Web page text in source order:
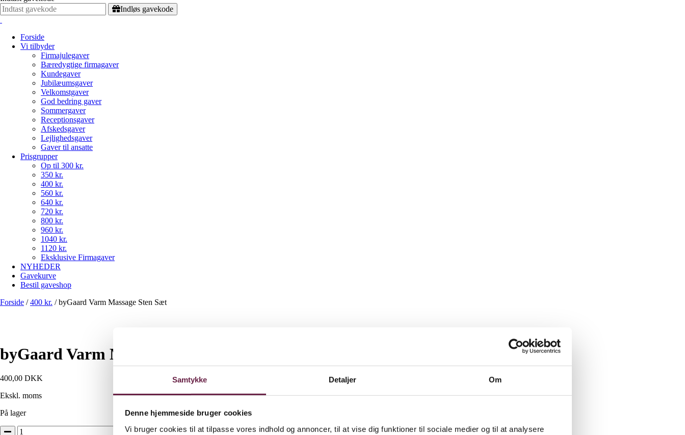
Samtykke Detaljer Om
Denne hjemmeside bruger cookies
Vi bruger cookies til at tilpasse vores indhold og annoncer, til at vise dig funktioner til sociale medier og til at analysere
Indløs gavekode
Forside
Vi tilbyder
Firmajulegaver
Bæredygtige firmagaver
Kundegaver
Jubilæumsgaver
Velkomstgaver
God bedring gaver
Sommergaver
Receptionsgaver
Afskedsgaver
Lejlighedsgaver
Gaver til ansatte
Prisgrupper
Op til 300 kr.
350 kr.
400 kr.
560 kr.
640 kr.
720 kr.
800 kr.
960 kr.
1040 kr.
1120 kr.
Eksklusive Firmagaver
NYHEDER
Gavekurve
Bestil gaveshop
Forside /400 kr. /byGaard Varm Massage Sten Sæt
byGaard Varm Massage Sten Sæt
400,00 DKK
Ekskl. moms
På lager
byGaard